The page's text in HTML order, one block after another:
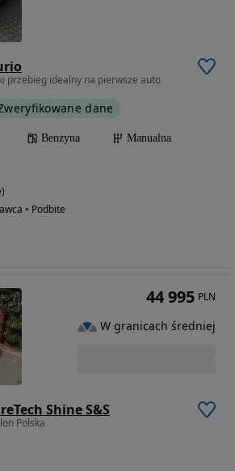
przebieg idealny na pierwsze auto
dane
Benzyna
Manualna
• Podbite
Shine S&S
Polska
44 995 PLN
W granicach średniej